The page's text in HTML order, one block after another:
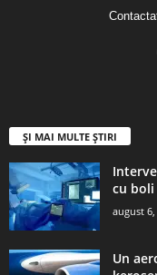
ȘI MAI MULTE ȘTIRI
cu boli
august 6,
Un